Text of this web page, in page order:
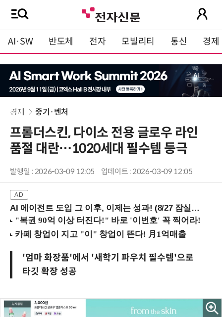
AI·SW 반도체 전자 모빌리티 통신 경제
경제 중기·벤처
프롬더스킨, 다이소 전용 글로우 라인
품절 대란…1020세대 필수템 등극
발행일 : 2026-03-09 12:05 업데이트 : 2026-03-09 12:05
AI 에이전트 도입 그 이후, 이제는 성과! (8/27 잠실역)
'엄마 화장품'에서 '새학기 파우치 필수템'으로
타깃 확장 성공